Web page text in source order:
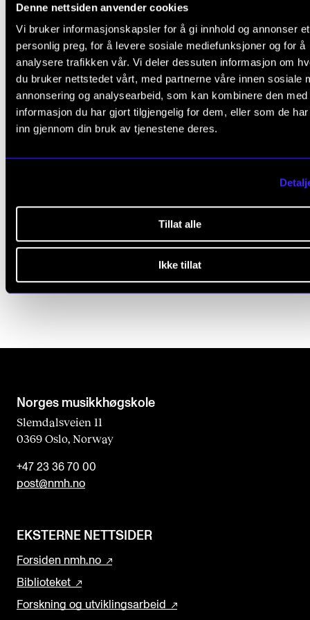
Denne nettsiden anvender cookies
Vi bruker informasjonskapsler for å gi innhold og annonser et
personlig preg, for å levere sosiale mediefunksjoner og for å
analysere trafikken vår. Vi deler dessuten informasjon om
du bruker nettstedet vårt, med partnerne våre innen sosiale
annonsering og analysearbeid, som kan kombinere den med
informasjon du har gjort tilgjengelig for dem, eller som de
inn gjennom din bruk av tjenestene deres.
Tillat alle
Ikke tillat
L
e
a
v
e
h
s
i
l
n
k
Ja Nei
KOMPETANSE OG VELFERD
Fagforeninger
Hvilerom
Norges musikk­høgskole
Slemdalsveien 11
0369 Oslo, Norway
+47 23 36 70 00
post@nmh.no
EKSTERNE NETTSIDER
Forsiden nmh.no
Biblioteket
Forskning og utviklingsarbeid